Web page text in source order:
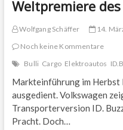
Weltpremiere des
Wolfgang Schäffer
14.
Noch keine Kommentare
Bulli Cargo Elektroautos
Markteinführung im Herbst
ausgedient. Volkswagen
Transporterversion ID.
Pracht. Doch…